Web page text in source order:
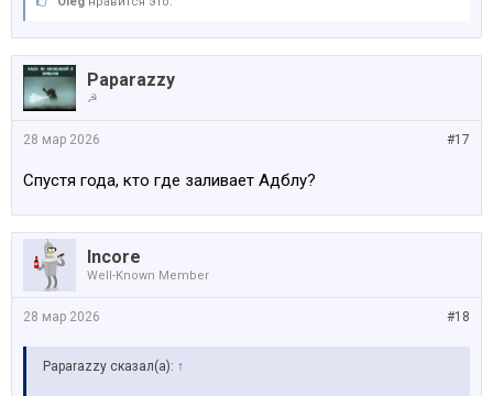
Paparazzy
☭
#17
28 мар 2026
Спустя года, кто где заливает Адблу?
Incore
Well-Known Member
#18
28 мар 2026
Paparazzy сказал(а): ↑